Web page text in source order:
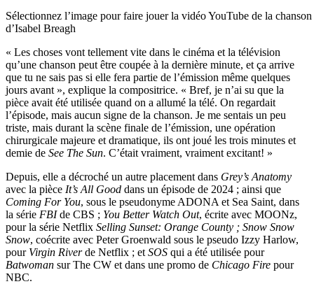
Sélectionnez l’image pour faire jouer la vidéo YouTube de la chanson
d’Isabel Breagh
« Les choses vont tellement vite dans le cinéma et la télévision
qu’une chanson peut être coupée à la dernière minute, et ça arrive
que tu ne sais pas si elle fera partie de l’émission même quelques
jours avant », explique la compositrice. « Bref, je n’ai su que la
pièce avait été utilisée quand on a allumé la télé. On regardait
l’épisode, mais aucun signe de la chanson. Je me sentais un peu
triste, mais durant la scène finale de l’émission, une opération
chirurgicale majeure et dramatique, ils ont joué les trois minutes et
demie de See The Sun. C’était vraiment, vraiment excitant! »
Depuis, elle a décroché un autre placement dans Grey’s Anatomy
avec la pièce It’s All Good dans un épisode de 2024 ; ainsi que
Coming For You, sous le pseudonyme ADONA et Sea Saint, dans
la série FBIde CBS ; You Better Watch Out, écrite avec MOONz,
pour la série Netflix Selling Sunset: Orange County ; Snow Snow
Snow, coécrite avec Peter Groenwald sous le pseudo Izzy Harlow,
pour Virgin Riverde Netflix ; et SOS qui a été utilisée pour
Batwoman sur The CW et dans une promo de Chicago Fire pour
NBC.